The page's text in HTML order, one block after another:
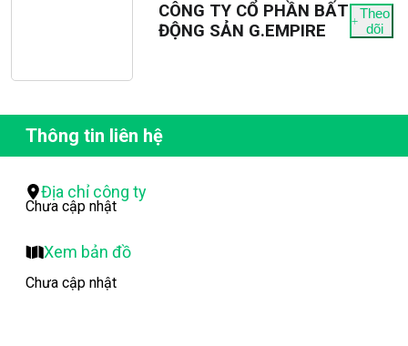
CÔNG TY CỔ PHẦN BẤT
ĐỘNG SẢN G.EMPIRE
Theo
dõi
Thông tin liên hệ
Địa chỉ công ty
Chưa cập nhật
Xem bản đồ
Chưa cập nhật